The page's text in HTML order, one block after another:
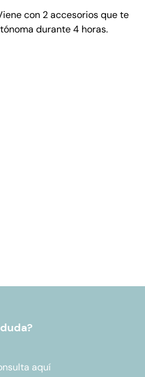
con 2 accesorios que te
durante 4 horas.
aquí